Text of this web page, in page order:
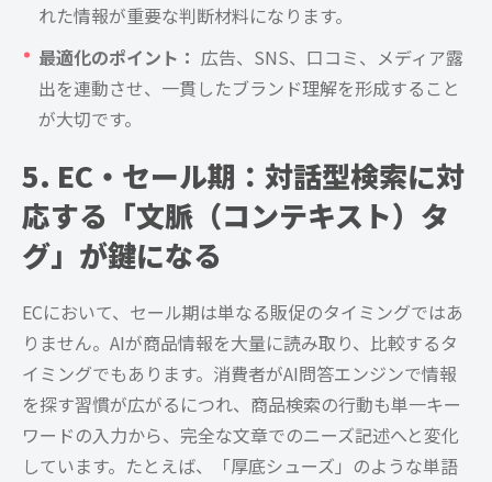
れた情報が重要な判断材料になります。
最適化のポイント： 広告、SNS、口コミ、メディア露
出を連動させ、一貫したブランド理解を形成すること
が大切です。
5. EC・セール期：対話型検索に対
応する「文脈（コンテキスト）タ
グ」が鍵になる
ECにおいて、セール期は単なる販促のタイミングではあ
りません。AIが商品情報を大量に読み取り、比較するタ
イミングでもあります。消費者がAI問答エンジンで情報
を探す習慣が広がるにつれ、商品検索の行動も単一キー
ワードの入力から、完全な文章でのニーズ記述へと変化
しています。たとえば、「厚底シューズ」のような単語